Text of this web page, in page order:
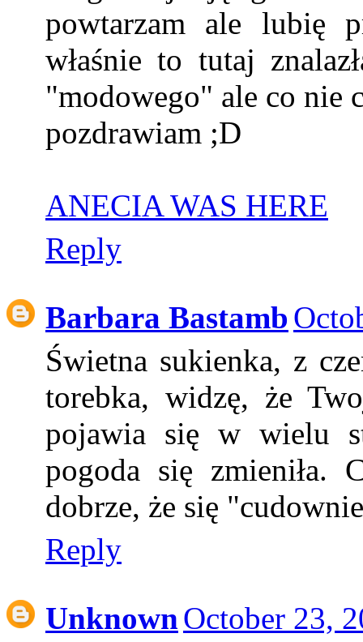
powtarzam ale lubię
właśnie to tutaj
"modowego" ale co nie
pozdrawiam ;D
ANECIA WAS HERE
Reply
Barbara Bastamb
Świetna sukienka, z
torebka, widzę, że
pojawia się w wielu
pogoda się zmieniła.
dobrze, że się
Reply
Unknown October 23,